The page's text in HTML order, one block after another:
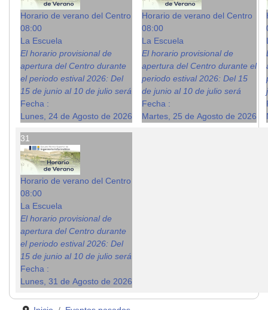
Horario de verano del Centro
08:00
La Escuela
El horario provisional de
apertura del Centro durante
el periodo estival 2026: Del
15 de junio al 10 de julio será
Fecha :
Lunes, 24 de Agosto de 2026
Horario de verano del Centro
08:00
La Escuela
El horario provisional de
apertura del Centro durante el
periodo estival 2026: Del 15
de junio al 10 de julio será
Fecha :
Martes, 25 de Agosto de 2026
31
Horario de verano del Centro
08:00
La Escuela
El horario provisional de
apertura del Centro durante
el periodo estival 2026: Del
15 de junio al 10 de julio será
Fecha :
Lunes, 31 de Agosto de 2026